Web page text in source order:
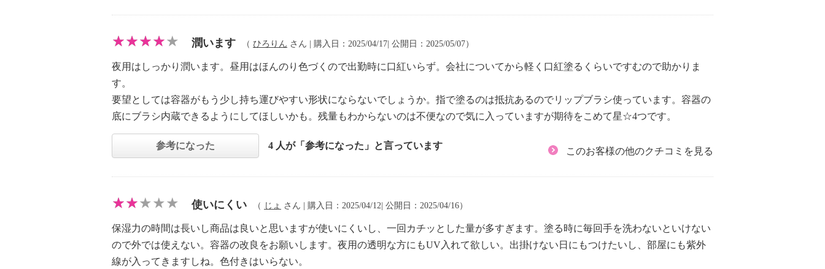
潤います （ ひろりん さん | 購入日：2025/04/17| 公開日：2025/05/07）
夜用はしっかり潤います。昼用はほんのり色づくので出勤時に口紅いらず。会社についてから軽く口紅塗るくらいですむので助かりま
す。
要望としては容器がもう少し持ち運びやすい形状にならないでしょうか。指で塗るのは抵抗あるのでリップブラシ使っています。容器の
底にブラシ内蔵できるようにしてほしいかも。残量もわからないのは不便なので気に入っていますが期待をこめて星☆4つです。
参考になった 4 人が「参考になった」と言っています
このお客様の他のクチコミを見る
使いにくい （ じょ さん | 購入日：2025/04/12| 公開日：2025/04/16）
保湿力の時間は長いし商品は良いと思いますが使いにくいし、一回カチッとした量が多すぎます。塗る時に毎回手を洗わないといけない
ので外では使えない。容器の改良をお願いします。夜用の透明な方にもUV入れて欲しい。出掛けない日にもつけたいし、部屋にも紫外
線が入ってきますしね。色付きはいらない。